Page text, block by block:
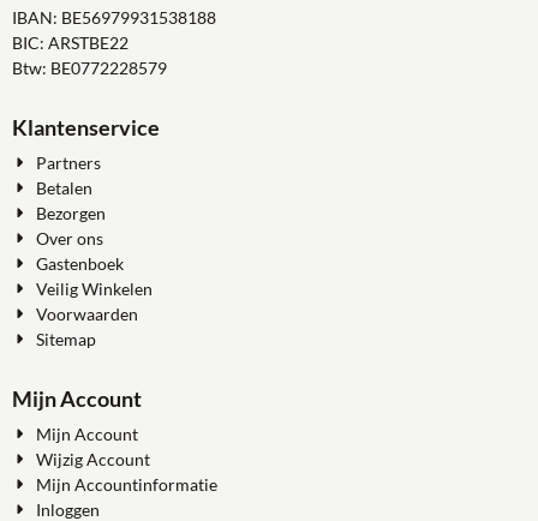
IBAN: BE56979931538188
BIC: ARSTBE22
Btw: BE0772228579
Klantenservice
Partners
Betalen
Bezorgen
Over ons
Gastenboek
Veilig Winkelen
Voorwaarden
Sitemap
Mijn Account
Mijn Account
Wijzig Account
Mijn Accountinformatie
Inloggen